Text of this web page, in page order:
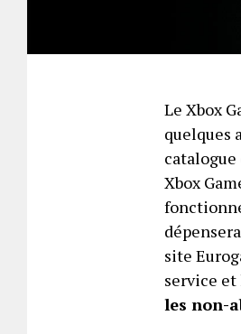
Le Xbox
quelques
Xbox
site
service et
les non-